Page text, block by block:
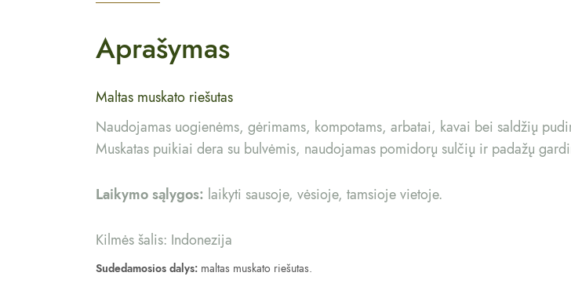
Aprašymas
Maltas muskato riešutas
Naudojamas uogienėms, gėrimams, kompotams, arbatai, kavai bei saldžių
Muskatas puikiai dera su bulvėmis, naudojamas pomidorų sulčių ir padažų
Laikymo sąlygos: laikyti sausoje, vėsioje, tamsioje vietoje.
Kilmės šalis: Indonezija
Sudedamosios dalys: maltas muskato riešutas.